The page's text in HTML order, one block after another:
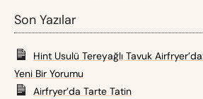
Son Yazılar
Hint Usulü Tereyağlı Tavuk
Yeni Bir Yorumu
Airfryer’da Tarte Tatin